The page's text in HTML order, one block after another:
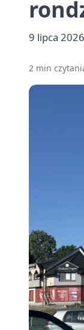
9 lipca 2026
2 min